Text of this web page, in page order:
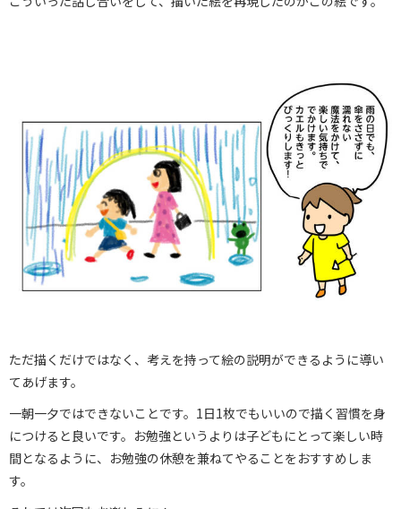
ただ描くだけではなく、考えを持って絵の説明ができるように導い
てあげます。
一朝一夕ではできないことです。1日1枚でもいいので描く習慣を身
につけると良いです。お勉強というよりは子どもにとって楽しい時
間となるように、お勉強の休憩を兼ねてやることをおすすめしま
す。